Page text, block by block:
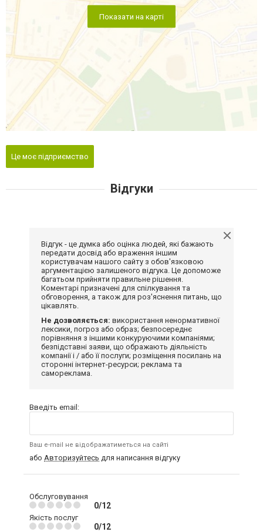
Показати на карті
Це моє підприємство
Відгуки
Відгук - це думка або оцінка людей, які бажають
передати досвід або враження іншим
користувачам нашого сайту з обов'язковою
аргументацією залишеного відгука. Це допоможе
багатьом прийняти правильне рішення.
Коментарі призначені для спілкування та
обговорення, а також для роз'яснення питань, що
цікавлять.
Не дозволяється: використання ненормативної
лексики, погроз або образ; безпосереднє
порівняння з іншими конкуруючими компаніями;
безпідставні заяви, що ображають діяльність
компанії і / або її послуги; розміщення посилань на
сторонні інтернет-ресурси; реклама та
самореклама.
Введіть email:
Ваш e-mail не відображатиметься на сайті
або Авторизуйтесь для написання відгуку
Обслуговування
0/12
Якість послуг
0/12